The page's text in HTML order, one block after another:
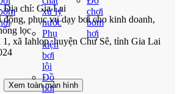
xử lý
nước
Phụ
kiện
bơi
lội
Đồ
bơi
chơi
bơm
hơi
Địa chỉ: Gia Lai
phục vụ dạy bơi cho kinh doanh,
lọc
xã Iahlop, huyện Chư Sê, tỉnh Gia Lai
Xem toàn màn hình